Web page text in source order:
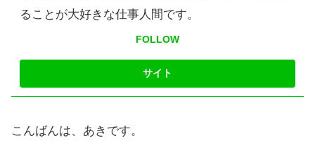
ることが大好きな仕事人間です。
FOLLOW
こんばんは、あきです。